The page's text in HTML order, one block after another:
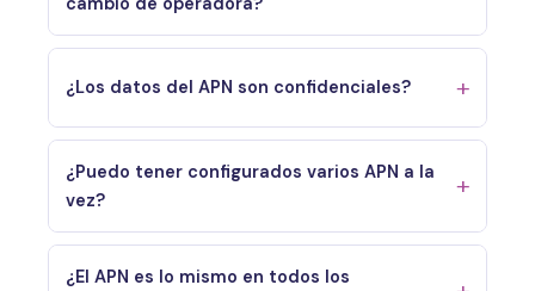
¿Los datos del APN son confidenciales?
¿Puedo tener configurados varios APN a la
vez?
¿El APN es lo mismo en todos los